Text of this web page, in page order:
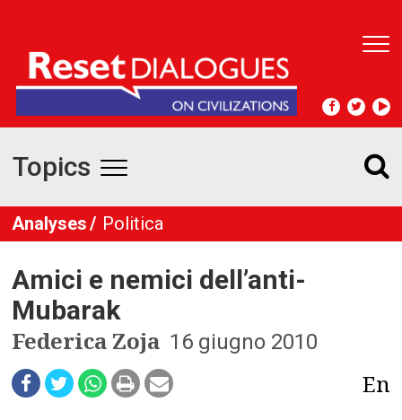
T
g
l
n
v
g
Topics
T
o
g
g
l
e
n
Analyses Politica
Amici e nemici dell’anti-
Mubarak
Federica Zoja 16 giugno 2010
En